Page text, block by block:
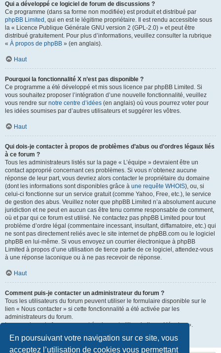
En poursuivant votre navigation sur ce site, vous
acceptez l’utilisation de cookies vous permettant
Qui a développé ce logiciel de forum de discussions ?
Ce programme (dans sa forme non modifiée) est produit et distribué par
phpBB Limited , qui en est le légitime propriétaire. Il est rendu accessible sous
la « Licence Publique Générale GNU version 2 (GPL-2.0) » et peut être
distribué gratuitement. Pour plus d’informations, veuillez consulter la rubrique
« À propos de phpBB » (en anglais).
Haut
Pourquoi la fonctionnalité X n’est pas disponible ?
Ce programme a été développé et mis sous licence par phpBB Limited. Si
vous souhaitez proposer l’intégration d’une nouvelle fonctionnalité, veuillez
vous rendre sur notre centre d’idées (en anglais) où vous pourrez voter pour
les idées soumises par d’autres utilisateurs et suggérer les vôtres.
Haut
Qui dois-je contacter à propos de problèmes d’abus ou d’ordres légaux liés
à ce forum ?
Tous les administrateurs listés sur la page « L’équipe » devraient être un
contact approprié concernant ces problèmes. Si vous n’obtenez aucune
réponse de leur part, vous devriez alors contacter le propriétaire du domaine
(dont les informations sont disponibles grâce à une requête WHOIS), ou, si
celui-ci fonctionne sur un service gratuit (comme Yahoo, Free, etc.), le service
de gestion des abus. Veuillez noter que phpBB Limited n’a absolument aucune
juridiction et ne peut en aucun cas être tenu comme responsable de comment,
où et par qui ce forum est utilisé. Ne contactez pas phpBB Limited pour tout
problème d’ordre légal (commentaire incessant, insultant, diffamatoire, etc.) qui
ne sont pas directement reliés avec le site internet de phpBB.com ou le logiciel
phpBB en lui-même. Si vous envoyez un courrier électronique à phpBB
Limited à propos d’une utilisation de tierce partie de ce logiciel, attendez-vous
à une réponse laconique ou à ne pas recevoir de réponse.
Haut
Comment puis-je contacter un administrateur du forum ?
Tous les utilisateurs du forum peuvent utiliser le formulaire disponible sur le
lien « Nous contacter » si cette fonctionnalité a été activée par les
administrateurs du forum.
Les membres du forum peuvent également utiliser le lien « L’équipe ».
Haut